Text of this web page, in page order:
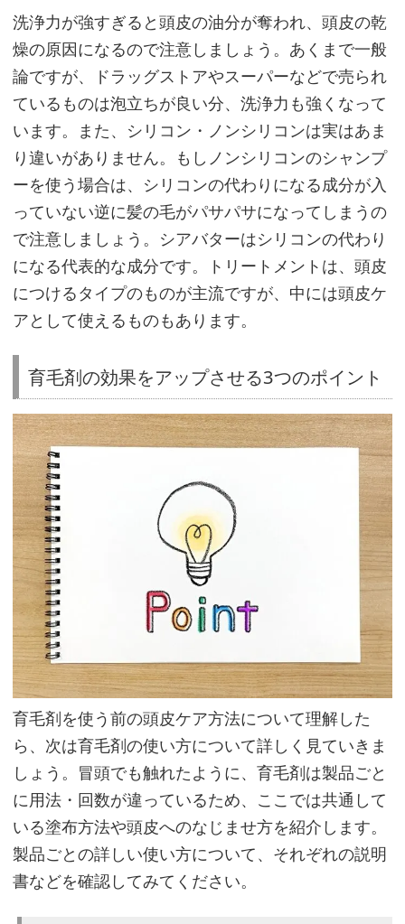
育
毛
剤
の
効
果
を
高
め
る
｢適
切
前
後
ケ
ア｣
正
し
い
生
活
習
慣
と
適
前
後
ケ
ア
洗浄力が強すぎると頭皮の油分が奪われ、頭皮の乾
燥の原因になるので注意しましょう。あくまで一般
論ですが、ドラッグストアやスーパーなどで売られ
ているものは泡立ちが良い分、洗浄力も強くなって
います。また、シリコン・ノンシリコンは実はあま
り違いがありません。もしノンシリコンのシャンプ
ーを使う場合は、シリコンの代わりになる成分が入
っていない逆に髪の毛がパサパサになってしまうの
で注意しましょう。シアバターはシリコンの代わり
になる代表的な成分です。トリートメントは、頭皮
につけるタイプのものが主流ですが、中には頭皮ケ
アとして使えるものもあります。
育毛剤の効果をアップさせる3つのポイント
育毛剤を使う前の頭皮ケア方法について理解した
ら、次は育毛剤の使い方について詳しく見ていきま
しょう。冒頭でも触れたように、育毛剤は製品ごと
に用法・回数が違っているため、ここでは共通して
いる塗布方法や頭皮へのなじませ方を紹介します。
製品ごとの詳しい使い方について、それぞれの説明
書などを確認してみてください。